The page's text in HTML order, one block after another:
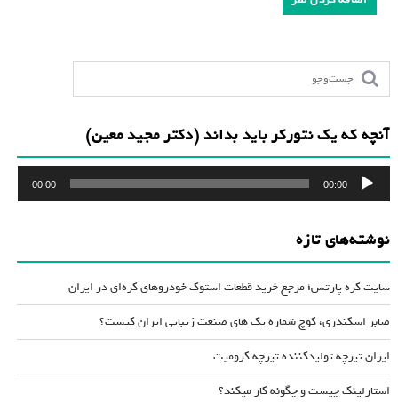
آنچه که یک نتورکر باید بداند (دکتر مجید معین)
پخش‌کننده
صوت
00:00
00:00
نوشته‌های تازه
سایت کره پارتس؛ مرجع خرید قطعات استوک خودروهای کره‌ای در ایران
صابر اسکندری، کوچ شماره یک های صنعت زیبایی ایران کیست؟
ایران تیرچه تولیدکننده تیرچه کرومیت
استارلینک چیست و چگونه کار میکند؟